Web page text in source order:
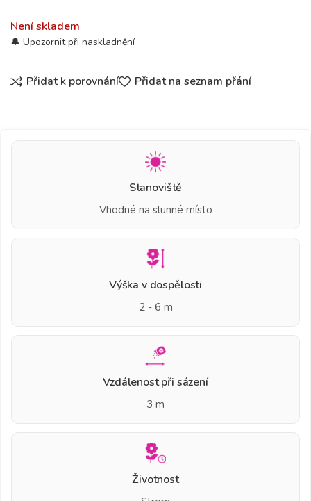
Není skladem
Přidat k porovnání Přidat na seznam přání
Stanoviště
Vhodné na slunné místo
Výška v dospělosti
2 - 6 m
Vzdálenost při sázení
3 m
Životnost